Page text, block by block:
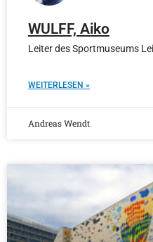
WULFF, Aiko
Leiter des Sportmuseums
WEITERLESEN »
Andreas Wendt